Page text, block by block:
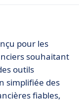
pour les
souhaitant
outils
simplifiée des
fiables,